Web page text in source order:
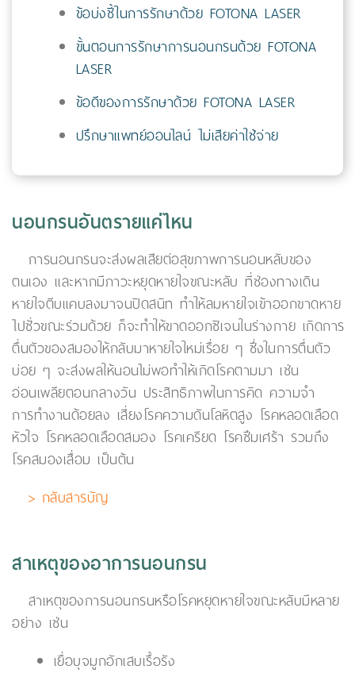
ข้อบ่งชี้ในการรักษาด้วย FOTONA LASER
ขั้นตอนการรักษาการนอนกรนด้วย FOTONA
LASER
ข้อดีของการรักษาด้วย FOTONA LASER
ปรึกษาแพทย์ออนไลน์ ไม่เสียค่าใช้จ่าย
นอนกรนอันตรายแค่ไหน
การนอนกรนจะส่งผลเสียต่อสุขภาพการนอนหลับของ
ตนเอง และหากมีภาวะหยุดหายใจขณะหลับ ที่ช่องทางเดิน
หายใจตีบแคบลงมาจนปิดสนิท ทำให้ลมหายใจเข้าออกขาดหาย
ไปชั่วขณะร่วมด้วย ก็จะทำให้ขาดออกซิเจนในร่างกาย เกิดการ
ตื่นตัวของสมองให้กลับมาหายใจใหม่เรื่อย ๆ ซึ่งในการตื่นตัว
บ่อย ๆ จะส่งผลให้นอนไม่พอทำให้เกิดโรคตามมา เช่น
อ่อนเพลียตอนกลางวัน ประสิทธิภาพในการคิด ความจำ
การทำงานด้อยลง เสี่ยงโรคความดันโลหิตสูง โรคหลอดเลือด
หัวใจ โรคหลอดเลือดสมอง โรคเครียด โรคซึมเศร้า รวมถึง
โรคสมองเสื่อม เป็นต้น
> กลับสารบัญ
สาเหตุของอาการนอนกรน
สาเหตุของการนอนกรนหรือโรคหยุดหายใจขณะหลับมีหลาย
อย่าง เช่น
เยื่อบุจมูกอักเสบเรื้อรัง